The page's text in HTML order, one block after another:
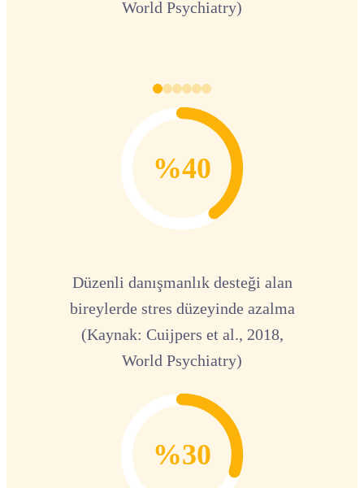
World Psychiatry)
%40
Düzenli danışmanlık desteği alan
bireylerde stres düzeyinde azalma
(Kaynak: Cuijpers et al., 2018,
World Psychiatry)
%30